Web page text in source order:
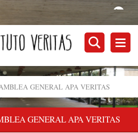
GENERAL APA VERITAS
GENERAL APA VERITAS